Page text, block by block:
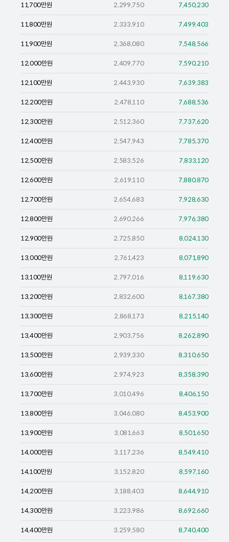
11,700만원 2,299,750 7,450,230
11,800만원 2,333,910 7,499,403
11,900만원 2,368,080 7,548,566
12,000만원 2,409,770 7,590,210
12,100만원 2,443,930 7,639,383
12,200만원 2,478,110 7,688,536
12,300만원 2,512,360 7,737,620
12,400만원 2,547,943 7,785,370
12,500만원 2,583,526 7,833,120
12,600만원 2,619,110 7,880,870
12,700만원 2,654,683 7,928,630
12,800만원 2,690,266 7,976,380
12,900만원 2,725,850 8,024,130
13,000만원 2,761,423 8,071,890
13,100만원 2,797,016 8,119,630
13,200만원 2,832,600 8,167,380
13,300만원 2,868,173 8,215,140
13,400만원 2,903,756 8,262,890
13,500만원 2,939,330 8,310,650
13,600만원 2,974,923 8,358,390
13,700만원 3,010,496 8,406,150
13,800만원 3,046,080 8,453,900
13,900만원 3,081,663 8,501,650
14,000만원 3,117,236 8,549,410
14,100만원 3,152,820 8,597,160
14,200만원 3,188,403 8,644,910
14,300만원 3,223,986 8,692,660
14,400만원 3,259,580 8,740,400